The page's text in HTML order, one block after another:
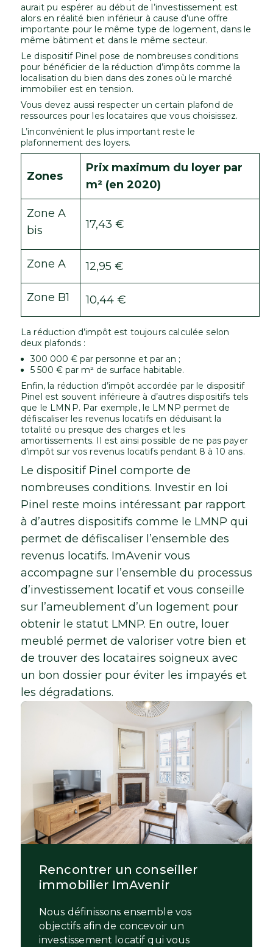
aurait pu espérer au début de l’investissement est
alors en réalité bien inférieur à cause d’une offre
importante pour le même type de logement, dans le
même bâtiment et dans le même secteur.
Le dispositif Pinel pose de nombreuses conditions
pour bénéficier de la réduction d’impôts comme la
localisation du bien dans des zones où le marché
immobilier est en tension.
Vous devez aussi respecter un certain plafond de
ressources pour les locataires que vous choisissez.
L’inconvénient le plus important reste le
plafonnement des loyers.
Zones
Prix maximum du loyer par
m² (en 2020)
Zone A
bis
17,43 €
Zone A 12,95 €
Zone B1 10,44 €
La réduction d’impôt est toujours calculée selon
deux plafonds :
300 000 € par personne et par an ;
5 500 € par m² de surface habitable.
Enfin, la réduction d’impôt accordée par le dispositif
Pinel est souvent inférieure à d’autres dispositifs tels
que le LMNP. Par exemple, le LMNP permet de
défiscaliser les revenus locatifs en déduisant la
totalité ou presque des charges et les
amortissements. Il est ainsi possible de ne pas payer
d’impôt sur vos revenus locatifs pendant 8 à 10 ans.
Le dispositif Pinel comporte de
nombreuses conditions. Investir en loi
Pinel reste moins intéressant par rapport
à d’autres dispositifs comme le LMNP qui
permet de défiscaliser l’ensemble des
revenus locatifs. ImAvenir vous
accompagne sur l’ensemble du processus
d’investissement locatif et vous conseille
sur l’ameublement d’un logement pour
obtenir le statut LMNP. En outre, louer
meublé permet de valoriser votre bien et
de trouver des locataires soigneux avec
un bon dossier pour éviter les impayés et
les dégradations.
Rencontrer un conseiller
immobilier ImAvenir
Nous définissons ensemble vos
objectifs afin de concevoir un
investissement locatif qui vous